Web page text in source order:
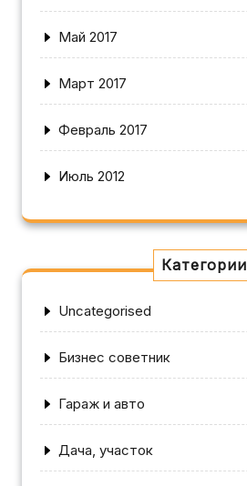
Май 2017
Март 2017
Февраль 2017
Июль 2012
Категории
Uncategorised
Бизнес советник
Гараж и авто
Дача, участок